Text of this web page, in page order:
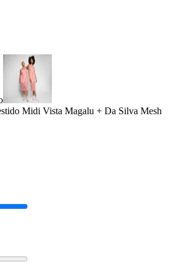
Midi Vista Magalu + Da Silva Mesh